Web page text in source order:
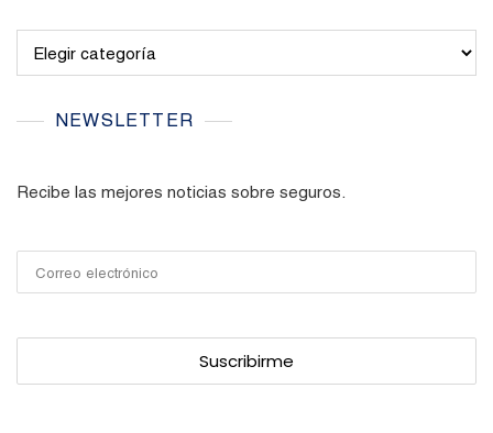
NEWSLETTER
Recibe las mejores noticias sobre seguros.